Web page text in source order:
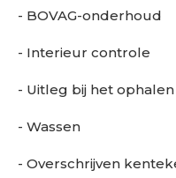
- BOVAG-onderhoud
- Interieur controle
- Uitleg bij het ophalen
- Wassen
- Overschrijven